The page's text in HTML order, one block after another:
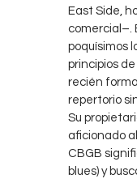
East Side,
comercial–.
poquísimos
principios
recién
repertorio
Su
aficionado
CBGB
blues) y